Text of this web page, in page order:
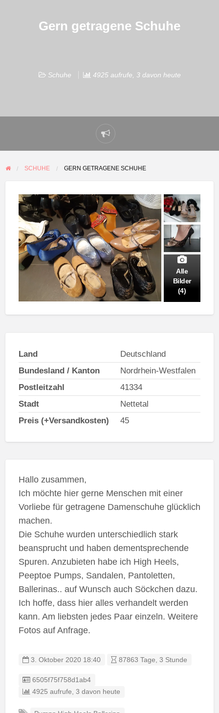
Gern getragene Schuhe
Schuhe 4925 aufrufe, 3 davon heute
Problem
melden
SCHUHE GERN GETRAGENE SCHUHE
Alle
Bilder
(4)
Land
Deutschland
Bundesland / Kanton
Nordrhein-Westfalen
Postleitzahl
41334
Stadt
Nettetal
Preis (+Versandkosten)
45
Hallo zusammen,
Ich möchte hier gerne Menschen mit einer
Vorliebe für getragene Damenschuhe glücklich
machen.
Die Schuhe wurden unterschiedlich stark
beansprucht und haben dementsprechende
Spuren. Anzubieten habe ich High Heels,
Peeptoe Pumps, Sandalen, Pantoletten,
Ballerinas.. auf Wunsch auch Söckchen dazu.
Ich hoffe, dass hier alles verhandelt werden
kann. Am liebsten jedes Paar einzeln. Weitere
Fotos auf Anfrage.
3. Oktober 2020 18:40 87863 Tage, 3 Stunde
Listing ID
6505f75f758d1ab4
4925 aufrufe, 3 davon heute